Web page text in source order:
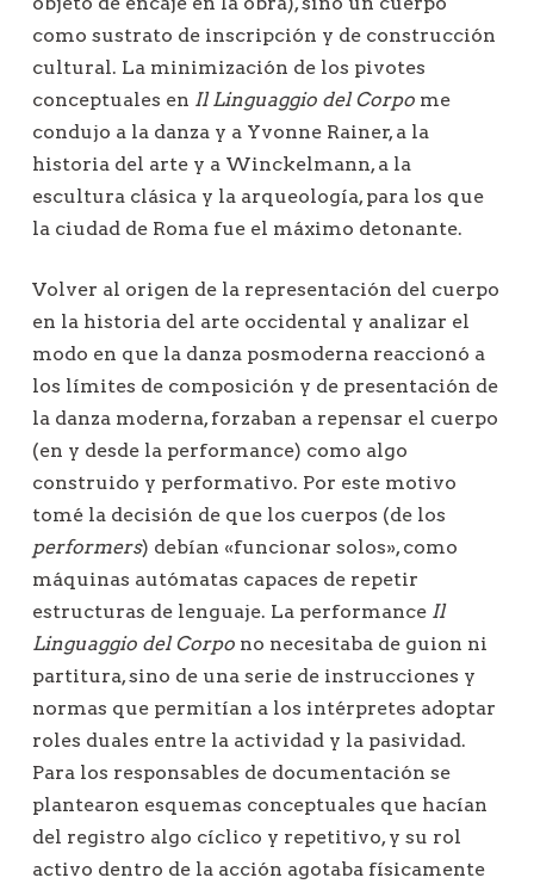
como sustrato de inscripción y de construcción
cultural. La minimización de los pivotes
conceptuales en Il Linguaggio del Corpo me
condujo a la danza y a Yvonne Rainer, a la
historia del arte y a Winckelmann, a la
escultura clásica y la arqueología, para los que
la ciudad de Roma fue el máximo detonante.
Volver al origen de la representación del cuerpo
en la historia del arte occidental y analizar el
modo en que la danza posmoderna reaccionó a
los límites de composición y de presentación de
la danza moderna, forzaban a repensar el cuerpo
(en y desde la performance) como algo
construido y performativo. Por este motivo
tomé la decisión de que los cuerpos (de los
performers) debían «funcionar solos», como
máquinas autómatas capaces de repetir
estructuras de lenguaje. La performance Il
Linguaggio del Corpo no necesitaba de guion ni
partitura, sino de una serie de instrucciones y
normas que permitían a los intérpretes adoptar
roles duales entre la actividad y la pasividad.
Para los responsables de documentación se
plantearon esquemas conceptuales que hacían
del registro algo cíclico y repetitivo, y su rol
activo dentro de la acción agotaba físicamente